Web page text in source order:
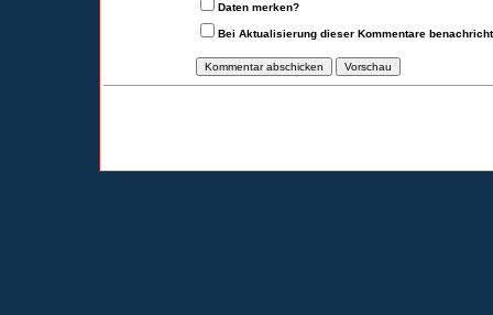
Daten merken?
Bei Aktualisierung dieser Kommentare